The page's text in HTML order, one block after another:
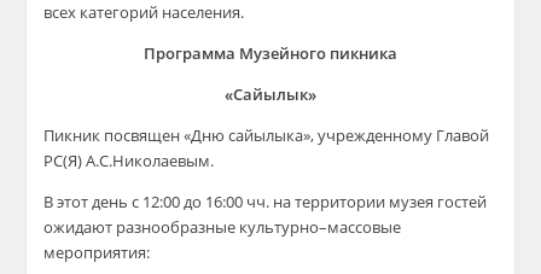
всех категорий населения.
Программа Музейного пикника
«Сайылык»
Пикник посвящен «Дню сайылыка», учрежденному Главой
РС(Я) А.С.Николаевым. ⠀
В этот день с 12:00 до 16:00 чч. на территории музея гостей
ожидают разнообразные культурно–массовые
мероприятия: